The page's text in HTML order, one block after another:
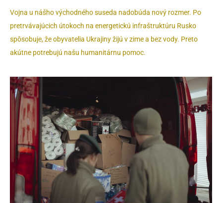
Vojna u nášho východného suseda nadobúda nový rozmer. Po
pretrvávajúcich útokoch na energetickú infraštruktúru Rusko
spôsobuje, že obyvatelia Ukrajiny žijú v zime a bez vody. Preto
akútne potrebujú našu humanitárnu pomoc.